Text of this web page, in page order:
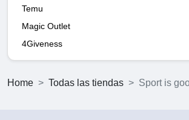
Temu
Magic Outlet
4Giveness
Home Todas las tiendas Sport is